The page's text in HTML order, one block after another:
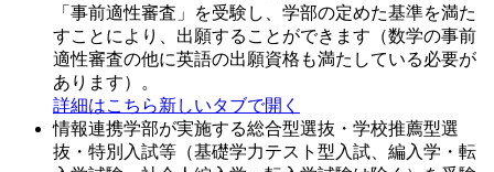
「事前適性審査」を受験し、学部の定めた基準を満た
すことにより、出願することができます（数学の事前
適性審査の他に英語の出願資格も満たしている必要が
あります）。
詳細はこちら新しいタブで開く
情報連携学部が実施する総合型選抜・学校推薦型選
抜・特別入試等（基礎学力テスト型入試、編入学・転